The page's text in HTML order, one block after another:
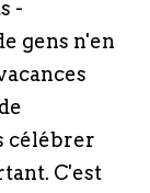
-
gens n'en
célébrer
C'est